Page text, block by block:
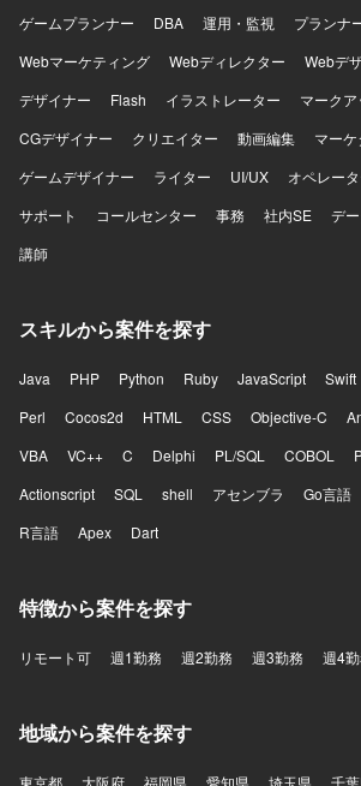
ゲームプランナー
DBA 運用・監視 プランナ
Webマーケティング
Webディレクター Webデ
デザイナー
Flash イラストレーター マーク
CGデザイナー
クリエイター 動画編集
マーケ
ゲームデザイナー
ライター UI/UX オペレー
サポート
コールセンター 事務 社内SE
デ
講師
スキルから案件を探す
Java PHP Python Ruby JavaScript Swift
Perl
Cocos2d HTML CSS Objective-C
VBA
VC++ C Delphi PL/SQL COBOL
Actionscript
SQL shell アセンブラ Go言語
R言語
Apex Dart
特徴から案件を探す
リモート可 週1勤務 週2勤務 週3勤務 週4
地域から案件を探す
東京都 大阪府 福岡県 愛知県 埼玉県 千